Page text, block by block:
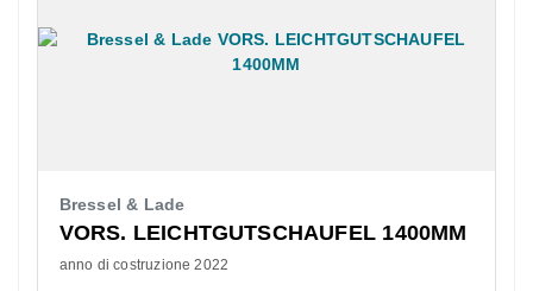
Bressel & Lade
VORS. LEICHTGUTSCHAUFEL 1400MM
anno di costruzione 2022